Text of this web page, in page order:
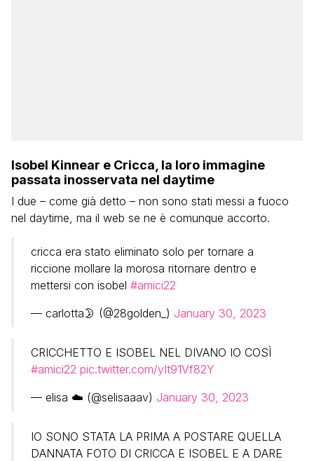
Isobel Kinnear e Cricca, la loro immagine
passata inosservata nel daytime
I due – come già detto – non sono stati messi a fuoco
nel daytime, ma il web se ne è comunque accorto.
cricca era stato eliminato solo per tornare a
riccione mollare la morosa ritornare dentro e
mettersi con isobel #amici22
— carlotta🌛 (@28golden_) January 30, 2023
CRICCHETTO E ISOBEL NEL DIVANO IO COSÌ
#amici22 pic.twitter.com/yIt91Vf82Y
— elisa ☁️ (@selisaaav) January 30, 2023
IO SONO STATA LA PRIMA A POSTARE QUELLA
DANNATA FOTO DI CRICCA E ISOBEL E A DARE